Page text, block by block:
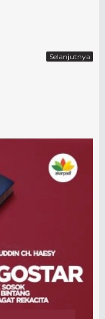
Selanjutnya